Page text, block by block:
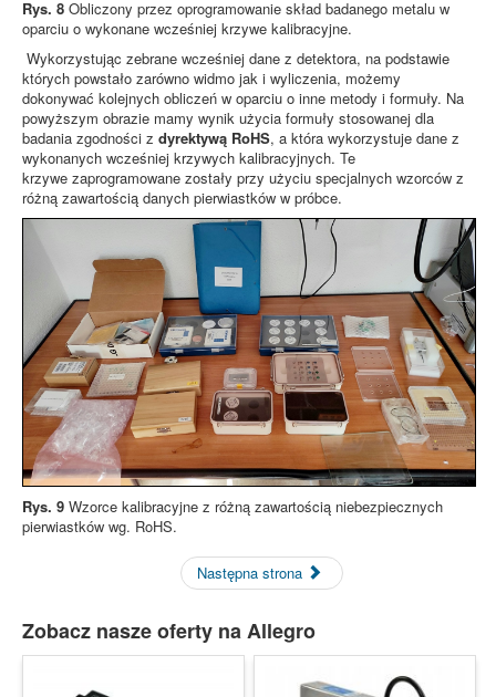
Rys. 8 Obliczony przez oprogramowanie skład badanego metalu w
oparciu o wykonane wcześniej krzywe kalibracyjne.
Wykorzystując zebrane wcześniej dane z detektora, na podstawie
których powstało zarówno widmo jak i wyliczenia, możemy
dokonywać kolejnych obliczeń w oparciu o inne metody i formuły. Na
powyższym obrazie mamy wynik użycia formuły stosowanej dla
badania zgodności z dyrektywą RoHS, a która wykorzystuje dane z
wykonanych wcześniej krzywych kalibracyjnych. Te
krzywe zaprogramowane zostały przy użyciu specjalnych wzorców z
różną zawartością danych pierwiastków w próbce.
Rys. 9 Wzorce kalibracyjne z różną zawartością niebezpiecznych
pierwiastków wg. RoHS.
Następna strona
Zobacz nasze oferty na Allegro